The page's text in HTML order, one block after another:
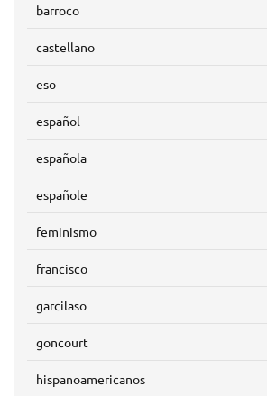
barroco
castellano
eso
español
española
españole
feminismo
francisco
garcilaso
goncourt
hispanoamericanos